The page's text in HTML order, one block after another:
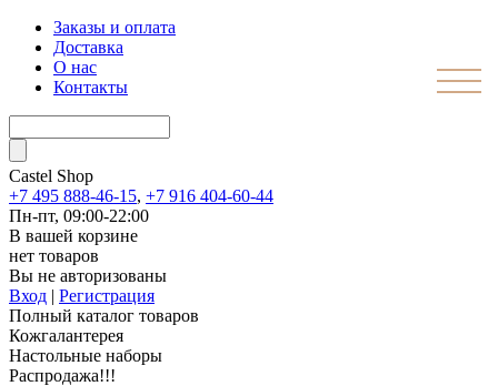
Заказы и оплата
Доставка
О нас
Контакты
Castel Shop
+7 495 888-46-15, +7 916 404-60-44
Пн-пт, 09:00-22:00
В вашей корзине
нет товаров
Вы не авторизованы
Вход | Регистрация
Полный каталог товаров
Кожгалантерея
Настольные наборы
Распродажа!!!